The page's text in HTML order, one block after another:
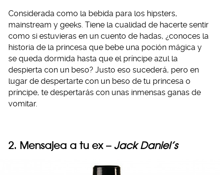
Considerada como la bebida para los hipsters,
mainstream y geeks. Tiene la cualidad de hacerte sentir
como si estuvieras en un cuento de hadas, ¿conoces la
historia de la princesa que bebe una poción mágica y
se queda dormida hasta que el príncipe azul la
despierta con un beso? Justo eso sucederá, pero en
lugar de despertarte con un beso de tu princesa o
príncipe, te despertarás con unas inmensas ganas de
vomitar.
2. Mensajea a tu ex – Jack Daniel’s